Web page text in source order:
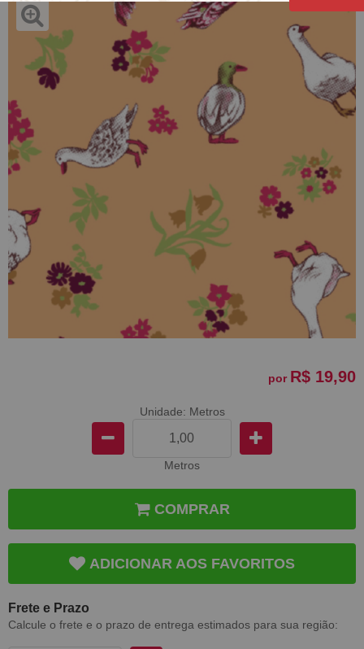
por R$ 19,90
Unidade: Metros
Metros
COMPRAR
ADICIONAR AOS FAVORITOS
Frete e Prazo
Calcule o frete e o prazo de entrega estimados para sua região: